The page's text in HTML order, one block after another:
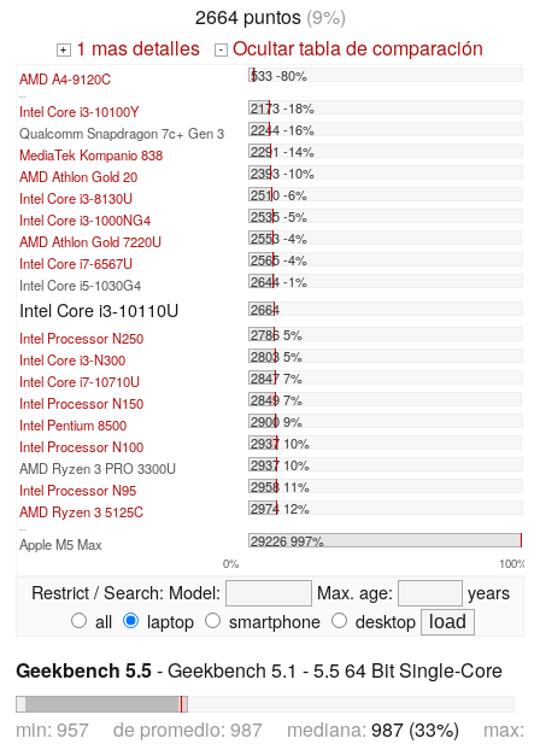
2664 puntos(9%)
+ 1 mas detalles - Ocultar tabla de comparación
AMD A4-9120C 533 -80%
Intel Core i3-10100Y
2173 -18%
Qualcomm Snapdragon 7c+ Gen 3
2244 -16%
MediaTek Kompanio 838
2291 -14%
AMD Athlon Gold 20
2393 -10%
Intel Core i3-8130U
2510 -6%
Intel Core i3-1000NG4
2535 -5%
AMD Athlon Gold 7220U
2553 -4%
Intel Core i7-6567U
2565 -4%
Intel Core i5-1030G4
2644 -1%
Intel Core i3-10110U
2664
Intel Processor N250
2786 5%
Intel Core i3-N300
2803 5%
Intel Core i7-10710U
2847 7%
Intel Processor N150
2849 7%
Intel Pentium 8500
2900 9%
Intel Processor N100
2937 10%
AMD Ryzen 3 PRO 3300U
2937 10%
Intel Processor N95
2958 11%
AMD Ryzen 3 5125C
2974 12%
Apple M5 Max 29226 997%
0% 100%
Restrict / Search: Model: Max. age:
years
all
laptop smartphone desktop
Geekbench 5.5- Geekbench 5.1 - 5.5 64 Bit Single-Core
min: 957 de promedio: 987 mediana: 987 (33%) max: